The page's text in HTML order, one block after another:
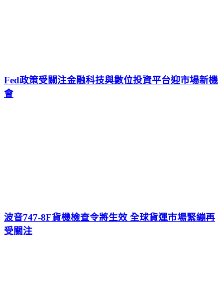
Fed政策受關注金融科技與數位投資平台迎市場新機
會
波音747-8F貨機檢查令將生效 全球貨運市場緊繃再
受關注